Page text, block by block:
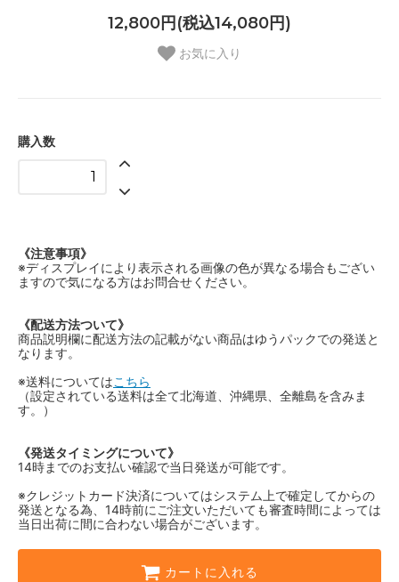
12,800円(税込14,080円)
お気に入り
購入数
《注意事項》
※ディスプレイにより表示される画像の色が異なる場合もござい
ますので気になる方はお問合せください。
《配送方法ついて》
商品説明欄に配送方法の記載がない商品はゆうパックでの発送と
なります。
※送料についてはこちら
（設定されている送料は全て北海道、沖縄県、全離島を含みま
す。）
《発送タイミングについて》
14時までのお支払い確認で当日発送が可能です。
※クレジットカード決済についてはシステム上で確定してからの
発送となる為、14時前にご注文いただいても審査時間によっては
当日出荷に間に合わない場合がございます。
カートに入れる